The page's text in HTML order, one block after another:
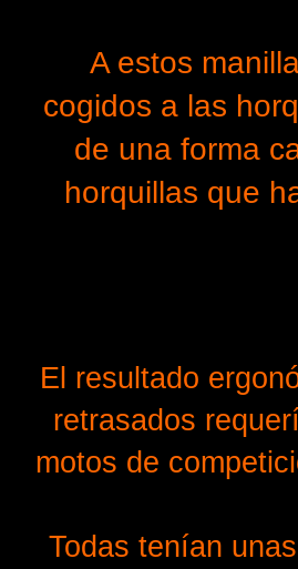
A estos
cogidos a las
de una forma
horquillas que
El resultado
retrasados
motos de
Todas tenían